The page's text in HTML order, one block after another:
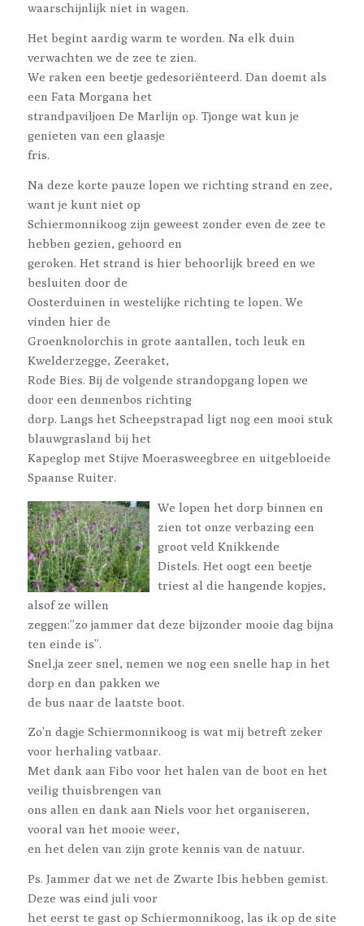
waarschijnlijk niet in wagen.
Het begint aardig warm te worden. Na elk duin
verwachten we de zee te zien.
We raken een beetje gedesoriënteerd. Dan doemt als
een Fata Morgana het
strandpaviljoen De Marlijn op. Tjonge wat kun je
genieten van een glaasje
fris.
Na deze korte pauze lopen we richting strand en zee,
want je kunt niet op
Schiermonnikoog zijn geweest zonder even de zee te
hebben gezien, gehoord en
geroken. Het strand is hier behoorlijk breed en we
besluiten door de
Oosterduinen in westelijke richting te lopen. We
vinden hier de
Groenknolorchis in grote aantallen, toch leuk en
Kwelderzegge, Zeeraket,
Rode Bies. Bij de volgende strandopgang lopen we
door een dennenbos richting
dorp. Langs het Scheepstrapad ligt nog een mooi stuk
blauwgrasland bij het
Kapeglop met Stijve Moerasweegbree en uitgebloeide
Spaanse Ruiter.
We lopen het dorp binnen en
zien tot onze verbazing een
groot veld Knikkende
Distels. Het oogt een beetje
triest al die hangende kopjes,
alsof ze willen
zeggen:”zo jammer dat deze bijzonder mooie dag bijna
ten einde is”.
Snel,ja zeer snel, nemen we nog een snelle hap in het
dorp en dan pakken we
de bus naar de laatste boot.
Zo’n dagje Schiermonnikoog is wat mij betreft zeker
voor herhaling vatbaar.
Met dank aan Fibo voor het halen van de boot en het
veilig thuisbrengen van
ons allen en dank aan Niels voor het organiseren,
vooral van het mooie weer,
en het delen van zijn grote kennis van de natuur.
Ps. Jammer dat we net de Zwarte Ibis hebben gemist.
Deze was eind juli voor
het eerst te gast op Schiermonnikoog, las ik op de site